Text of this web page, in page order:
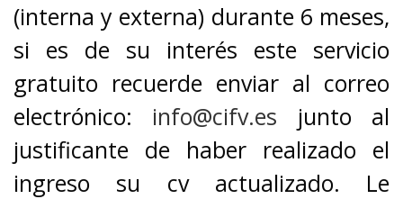
(interna y externa) durante 6 meses,
si es de su interés este servicio
gratuito recuerde enviar al correo
electrónico: info@cifv.es junto al
justificante de haber realizado el
ingreso su cv actualizado. Le